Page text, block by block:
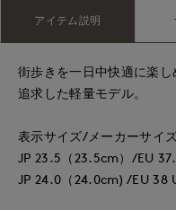
アイテム説明
街歩きを一日中快適に楽
追求した軽量モデル。
表示サイズ/メーカーサイ
JP 23.5（23.5cm）/EU
JP 24.0（24.0cm) /EU 38